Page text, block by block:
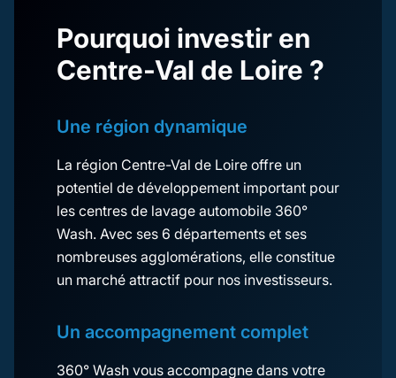
Pourquoi investir en
Centre-Val de Loire ?
Une région dynamique
La région Centre-Val de Loire offre un
potentiel de développement important pour
les centres de lavage automobile 360°
Wash. Avec ses 6 départements et ses
nombreuses agglomérations, elle constitue
un marché attractif pour nos investisseurs.
Un accompagnement complet
360° Wash vous accompagne dans votre